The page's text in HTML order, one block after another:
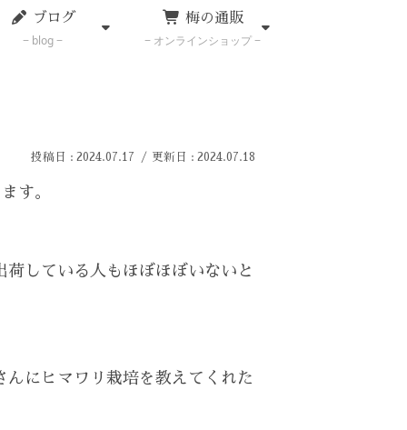
ブログ
blog
梅の通販
オンラインショップ
2024.07.17 2024.07.18
す。
している人もほぼほぼいないと
にヒマワリ栽培を教えてくれた